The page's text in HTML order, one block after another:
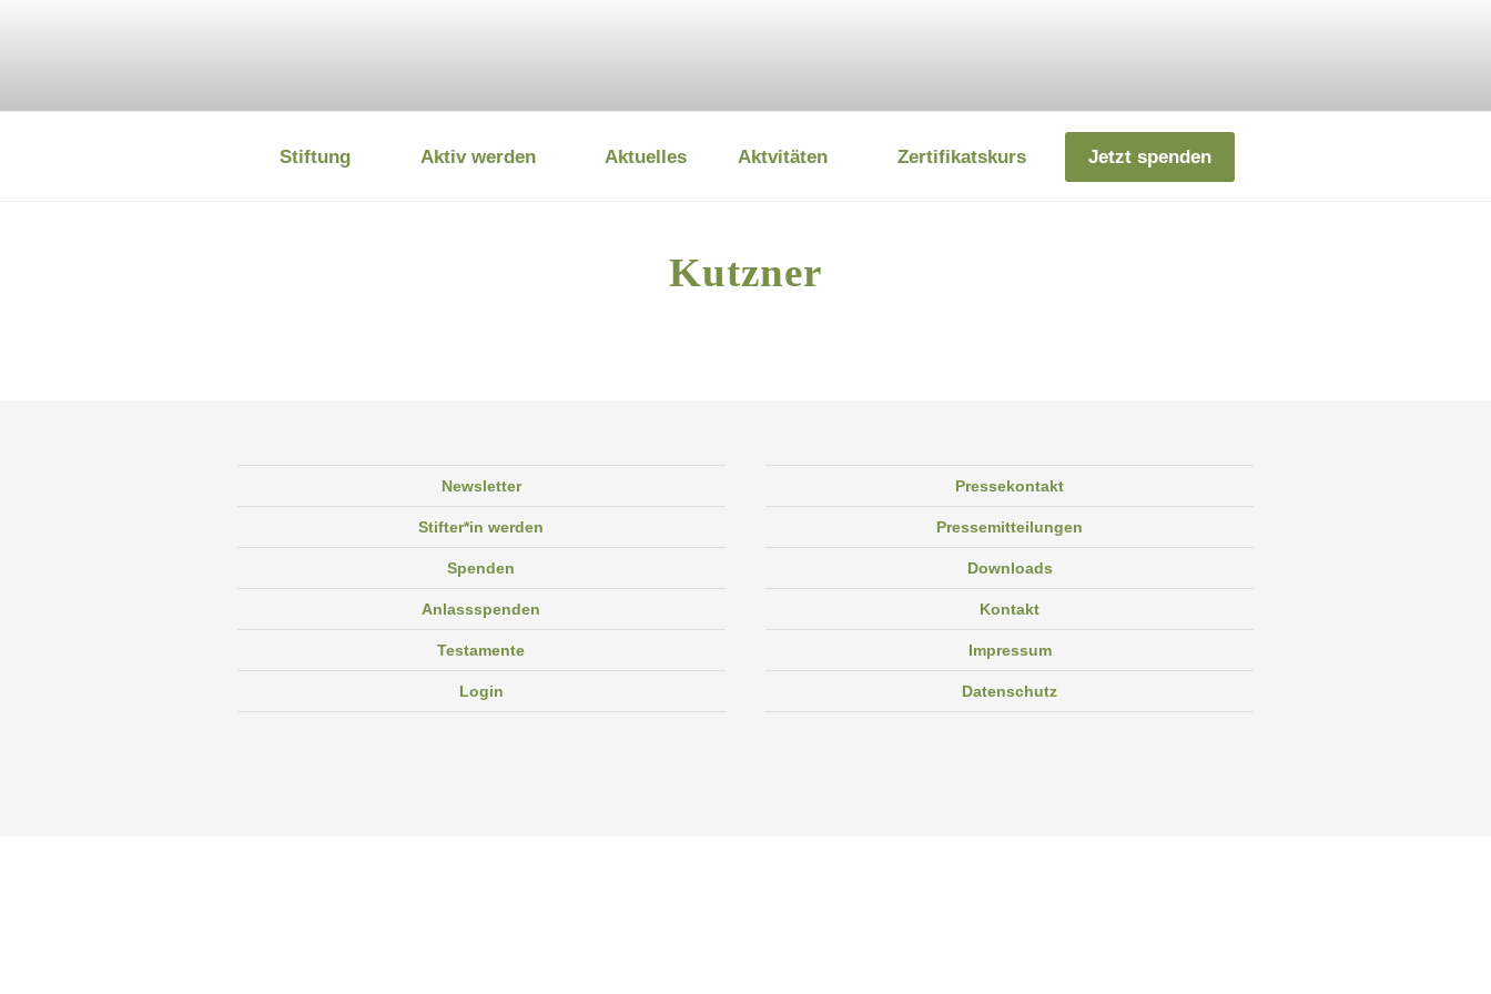
DEUTSCHE UMWELTSTIFTUNG
Stiftung Aktiv werden Aktuelles Aktvitäten Zertifikatskurs Jetzt spenden
Kutzner
Newsletter
Stifter*in werden
Spenden
Anlassspenden
Testamente
Login
Pressekontakt
Pressemitteilungen
Downloads
Kontakt
Impressum
Datenschutz